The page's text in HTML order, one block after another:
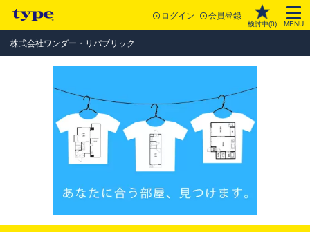
ログイン 会員登録
検討中(0) MENU
株式会社ワンダー・リパブリック